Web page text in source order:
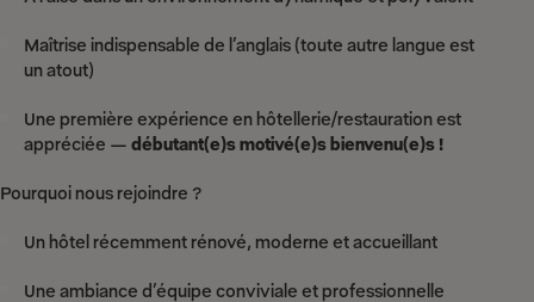
Maîtrise indispensable de l’anglais (toute autre langue est
un atout)
Une première expérience en hôtellerie/restauration est
appréciée — débutant(e)s motivé(e)s bienvenu(e)s !
Pourquoi nous rejoindre ?
Un hôtel récemment rénové, moderne et accueillant
Une ambiance d’équipe conviviale et professionnelle